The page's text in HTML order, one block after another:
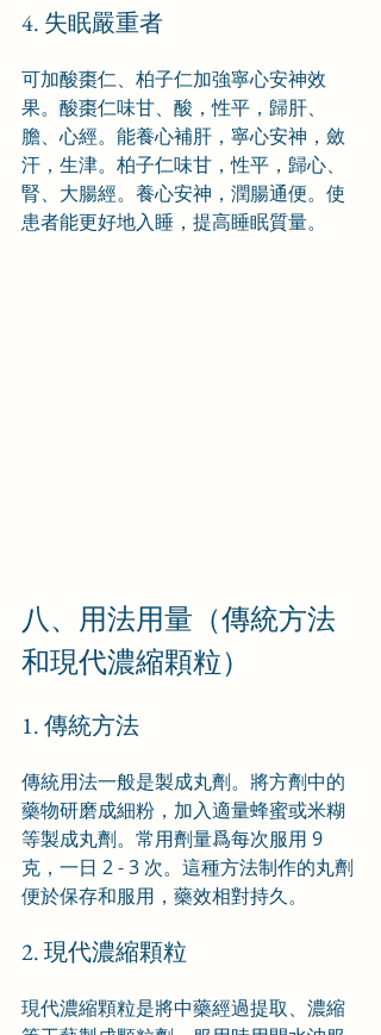
4. 失眠嚴重者
可加酸棗仁、柏子仁加強寧心安神效
果。酸棗仁味甘、酸，性平，歸肝、
膽、心經。能養心補肝，寧心安神，斂
汗，生津。柏子仁味甘，性平，歸心、
腎、大腸經。養心安神，潤腸通便。使
患者能更好地入睡，提高睡眠質量。
八、用法用量（傳統方法
和現代濃縮顆粒）
1. 傳統方法
傳統用法一般是製成丸劑。將方劑中的
藥物研磨成細粉，加入適量蜂蜜或米糊
等製成丸劑。常用劑量爲每次服用 9
克，一日 2 - 3 次。這種方法制作的丸劑
便於保存和服用，藥效相對持久。
2. 現代濃縮顆粒
現代濃縮顆粒是將中藥經過提取、濃縮